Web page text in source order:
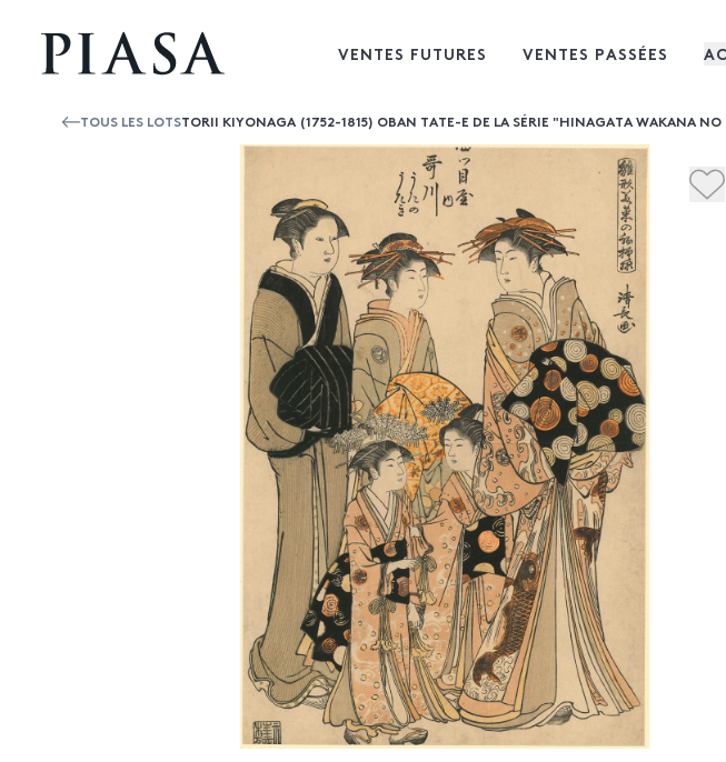
VENTES FUTURES VENTES PASSÉES
TOUS LES LOTSTORII KIYONAGA (1752-1815) OBAN TATE-E DE LA SÉRIE "HINAGATA WAKANA